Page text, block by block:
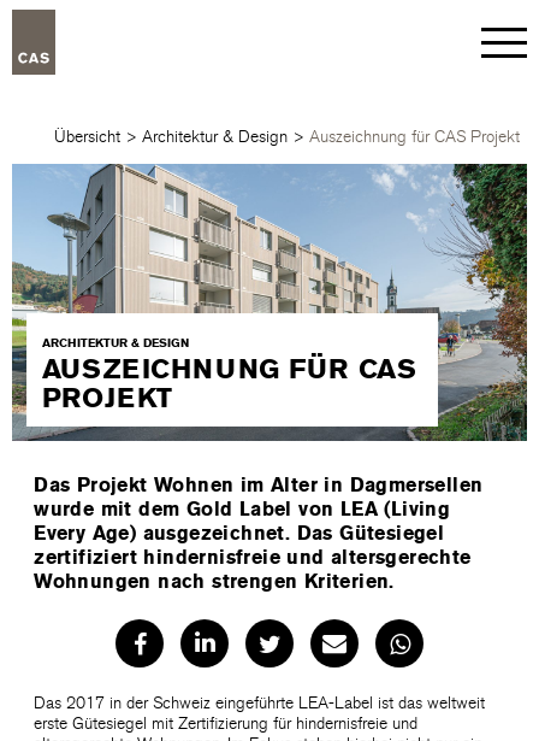
Übersicht> Architektur & Design> Auszeichnung für CAS Projekt
ARCHITEKTUR & DESIGN
AUSZEICHNUNG FÜR CAS
PROJEKT
Das Projekt Wohnen im Alter in Dagmersellen
wurde mit dem Gold Label von LEA (Living
Every Age) ausgezeichnet. Das Gütesiegel
zertifiziert hindernisfreie und altersgerechte
Wohnungen nach strengen Kriterien.
Das 2017 in der Schweiz eingeführte LEA-Label ist das weltweit
erste Gütesiegel mit Zertifizierung für hindernisfreie und